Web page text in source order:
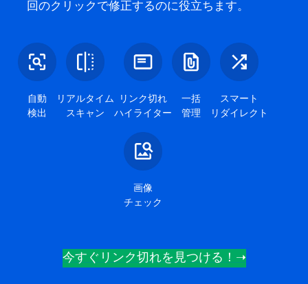
回のクリックで修正するのに役立ちます。
自動
検出
リアルタイム
スキャン
リンク切れ
ハイライター
一括
管理
スマート
リダイレクト
画像
チェック
今すぐリンク切れを見つける！➝